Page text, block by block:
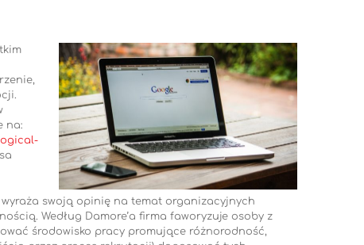
na:
swoją opinię na temat organizacyjnych
Według Damore’a firma faworyzuje osoby z
środowisko pracy promujące różnorodność,